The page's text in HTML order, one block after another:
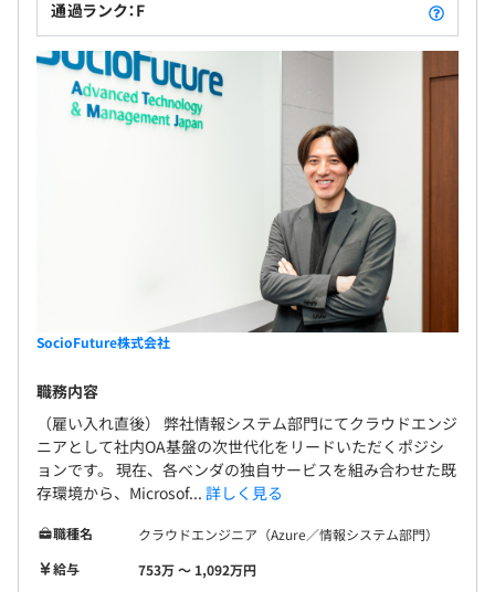
通過ランク：F
SocioFuture株式会社
職務内容
（雇い入れ直後） 弊社情報システム部門にてクラウドエンジ
ニアとして社内OA基盤の次世代化をリードいただくポジシ
ョンです。 現在、各ベンダの独自サービスを組み合わせた既
存環境から、Microsof... 詳しく見る
職種名
クラウドエンジニア（Azure／情報システム部門）
給与
753万 〜 1,092万円